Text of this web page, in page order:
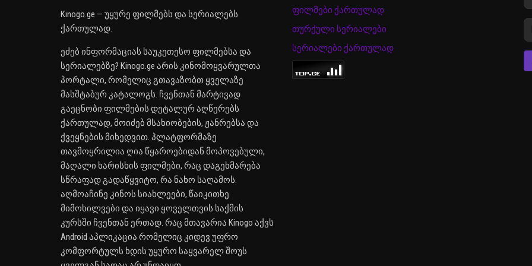
Kinogo.ge — უყურე ფილმებს და სერიალებს
ქართულად.
ეძებ ინფორმაციას საუკეთესო ფილმებსა და
სერიალებზე? Kinogo.ge არის კინომოყვარულთა
პორტალი, რომელიც გთავაზობთ ყველაზე
მასშტაბურ კატალოგს. ჩვენთან მარტივად
გაეცნობი ფილმების დეტალურ აღწერებს
ქართულად, მოიძებ მსახიობების, ჟანრებსა და
ქვეყნების მიხედვით. პლატფორმაზე
თავმოყრილია ღია წყაროებიდან მოპოვებული,
მაღალი ხარისხის ფილმები, რაც დაგეხმარება
სწრაფად გადაწყვიტო, რა ნახო საღამოს.
აღმოაჩინე კინოს სიახლეები, წაიკითხე
მიმოხილვები და იყავი ყოველთვის საქმის
კურსში ჩვენთან ერთად. რაც მთავარია Kinogo აქვს
Android აპლიკაცია რომელიც კიდევ უფრო
კომფორტულს ხდის უყურო საყვარელ შოუს
ფილმები ქართულად
თურქული სერიალები
სერიალები ქართულად